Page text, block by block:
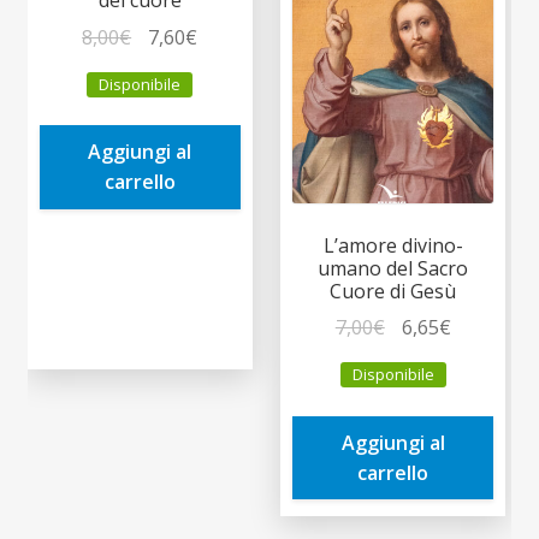
8,00€
prezzo
originale
era:
8,00€.
7,60€
è:
Disponibile
Aggiungi al
carrello
L’amore divino-
umano del Sacro
Cuore di Gesù
7,00€
prezzo
originale
era:
7,00€.
6,65€Il
è:
Disponibile
Aggiungi al
carrello